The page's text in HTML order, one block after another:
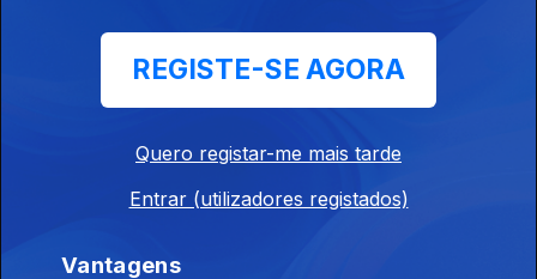
Nuno Markl
REGISTE-SE AGORA
Quero registar-me mais tarde
Entrar (utilizadores registados)
Vantagens